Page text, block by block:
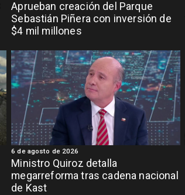
Aprueban creación del Parque
Sebastián Piñera con inversión de
$4 mil millones
Ministro Quiroz detalla
megarreforma tras cadena nacional
de Kast
6 de agosto de 2026